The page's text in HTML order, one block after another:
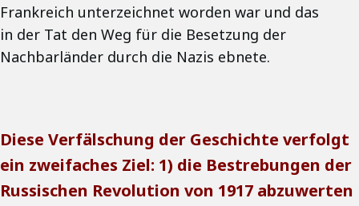
Frankreich unterzeichnet worden war und das
in der Tat den Weg für die Besetzung der
Nachbarländer durch die Nazis ebnete.
Diese Verfälschung der Geschichte verfolgt
ein zweifaches Ziel: 1) die Bestrebungen der
Russischen Revolution von 1917 abzuwerten